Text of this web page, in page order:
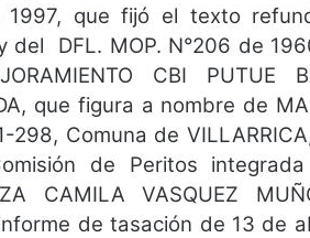
1997, que fijó el texto
del DFL. MOP. N°206 de
CBI PUTUE
que figura a nombre de
298, Comuna de
de Peritos integrada
CAMILA VASQUEZ
de tasación de 13 de